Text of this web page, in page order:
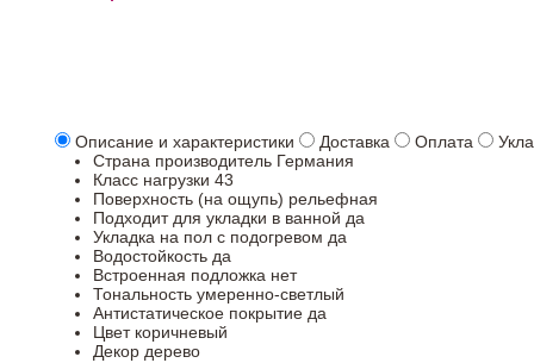
Описание и характеристики Доставка Оплата
Страна производитель Германия
Класс нагрузки 43
Поверхность (на ощупь) рельефная
Подходит для укладки в ванной да
Укладка на пол c подогревом да
Водостойкость да
Встроенная подложка нет
Тональность умеренно-светлый
Антистатическое покрытие да
Цвет коричневый
Декор дерево